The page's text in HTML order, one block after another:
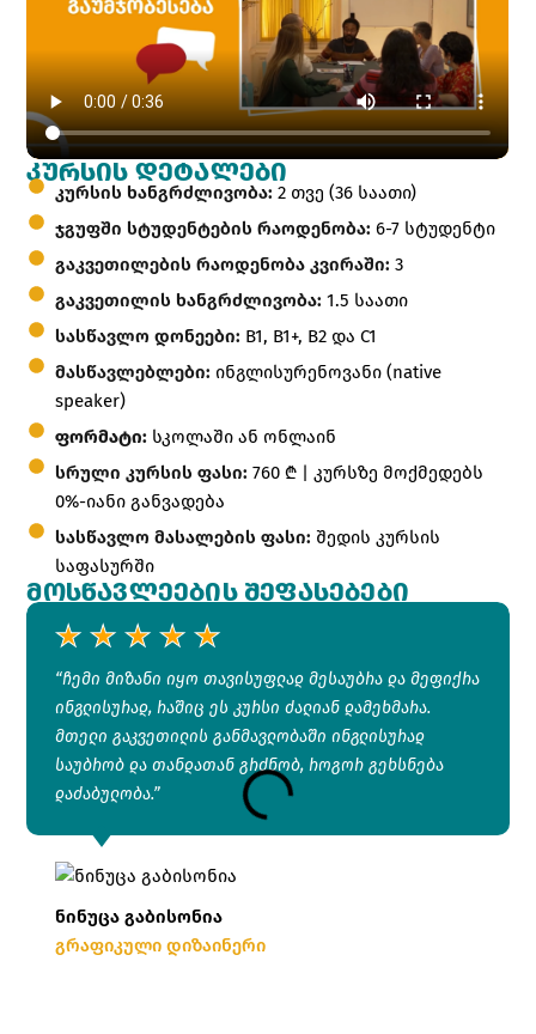
ᲙᲣᲠᲡᲘᲡ ᲓᲔᲢᲐᲚᲔᲑᲘ
კურსის ხანგრძლივობა: 2 თვე (36 საათი)
ჯგუფში სტუდენტების რაოდენობა: 6-7 სტუდენტი
გაკვეთილების რაოდენობა კვირაში: 3
გაკვეთილის ხანგრძლივობა: 1.5 საათი
სასწავლო დონეები: B1, B1+, B2 და C1
მასწავლებლები: ინგლისურენოვანი (native
speaker)
ფორმატი: სკოლაში ან ონლაინ
სრული კურსის ფასი: 760 ₾ | კურსზე მოქმედებს
0%-იანი განვადება
სასწავლო მასალების ფასი: შედის კურსის
საფასურში
ᲛᲝᲡᲬᲐᲕᲚᲔᲔᲑᲘᲡ ᲨᲔᲤᲐᲡᲔᲑᲔᲑᲘ
★★★★★
“ჩემი მიზანი იყო თავისუფლად მესაუბრა და მეფიქრა
ინგლისურად, რაშიც ეს კურსი ძალიან დამეხმარა.
მთელი გაკვეთილის განმავლობაში ინგლისურად
საუბრობ და თანდათან გრძნობ, როგორ გეხსნება
დაძაბულობა.”
ნინუცა გაბისონია
გრაფიკული დიზაინერი